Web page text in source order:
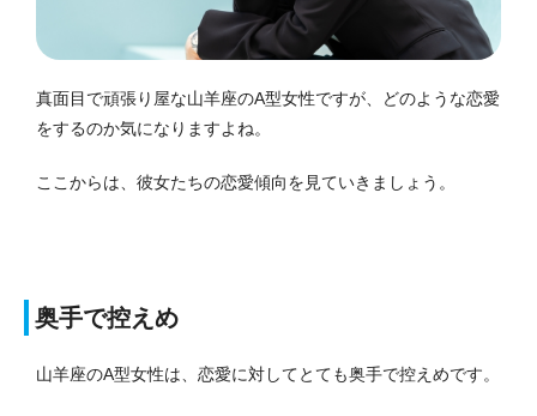
真面目で頑張り屋な山羊座のA型女性ですが、どのような恋愛
をするのか気になりますよね。
ここからは、彼女たちの恋愛傾向を見ていきましょう。
奥手で控えめ
山羊座のA型女性は、恋愛に対してとても奥手で控えめです。